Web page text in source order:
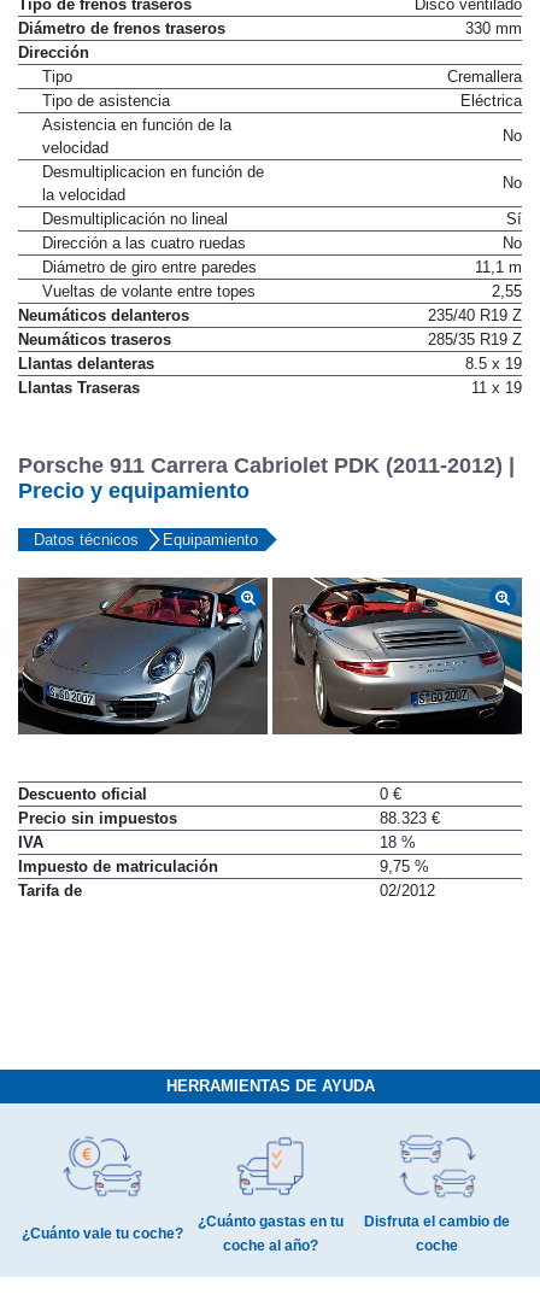
Tipo de frenos traseros
Disco ventilado
Diámetro de frenos traseros
330 mm
Dirección
Tipo
Cremallera
Tipo de asistencia
Eléctrica
Asistencia en función de la
velocidad
No
Desmultiplicacion en función de
la velocidad
No
Desmultiplicación no lineal
Sí
Dirección a las cuatro ruedas
No
Diámetro de giro entre paredes
11,1 m
Vueltas de volante entre topes
2,55
Neumáticos delanteros
235/40 R19 Z
Neumáticos traseros
285/35 R19 Z
Llantas delanteras
8.5 x 19
Llantas Traseras
11 x 19
Porsche 911 Carrera Cabriolet PDK (2011-2012) |
Precio y equipamiento
Datos técnicos Equipamiento
Descuento oficial
0 €
Precio sin impuestos
88.323 €
IVA
18 %
Impuesto de matriculación
9,75 %
Tarifa de
02/2012
HERRAMIENTAS DE AYUDA
¿Cuánto vale tu coche?
¿Cuánto gastas en tu
coche al año?
Disfruta el cambio de
coche